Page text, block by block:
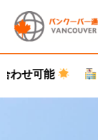
content
2026年9月・